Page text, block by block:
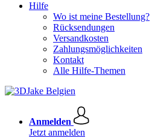
Hilfe
Wo ist meine Bestellung?
Rücksendungen
Versandkosten
Zahlungsmöglichkeiten
Kontakt
Alle Hilfe-Themen
Anmelden
Jetzt anmelden